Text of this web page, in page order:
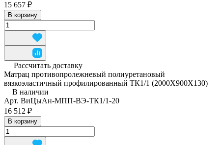
15 657 ₽
В корзину
Рассчитать доставку
Матрац противопролежневый полиуретановый
вязкоэластичный профилированный ТК1/1 (2000Х900Х130)
В наличии
Арт. ВиЦыАн-МПП-ВЭ-ТК1/1-20
16 512 ₽
В корзину